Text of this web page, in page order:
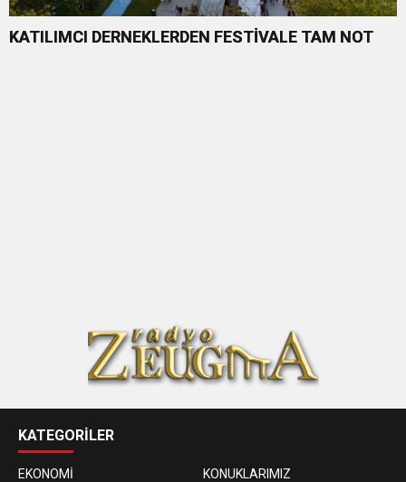
KATILIMCI DERNEKLERDEN FESTİVALE TAM NOT
KATEGORİLER
EKONOMİ
KONUKLARIMIZ